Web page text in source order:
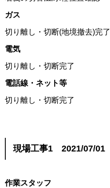
ガス
切り離し・切断(地境撤去)完了
電気
切り離し・切断完了
電話線・ネット等
切り離し・切断完了
現場工事1 2021/07/01
作業スタッフ